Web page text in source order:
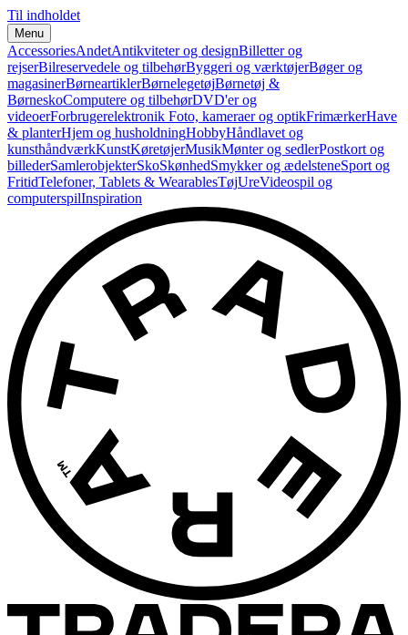
Til indholdet
Menu
AccessoriesAndetAntikviteter og designBilletter og
rejserBilreservedele og tilbehørByggeri og værktøjerBøger og
magasinerBørneartiklerBørnelegetøjBørnetøj &
BørneskoComputere og tilbehørDVD'er og
videoerForbrugerelektronik Foto, kameraer og optikFrimærkerHave
& planterHjem og husholdningHobbyHåndlavet og
kunsthåndværkKunstKøretøjerMusikMønter og sedlerPostkort og
billederSamlerobjekterSkoSkønhedSmykker og ædelsteneSport og
FritidTelefoner, Tablets & WearablesTøjUreVideospil og
computerspilInspiration